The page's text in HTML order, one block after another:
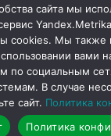
центра.
СПЕЦИАЛИСТА
«Я СМОГУ» —
сайта мы
cookies. Мы также
вами
по социальным
В случае
сайт. Политика
Политика